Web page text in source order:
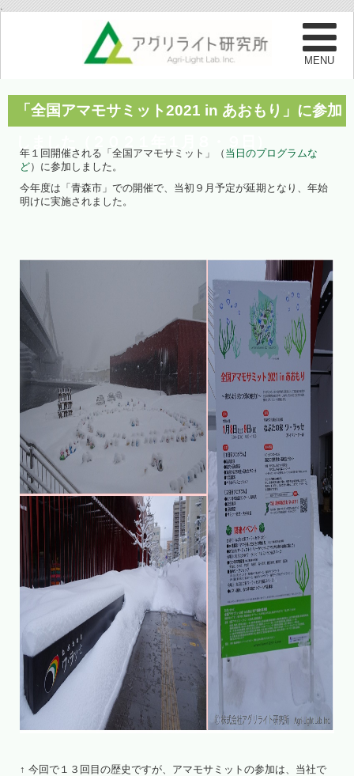
.
「全国アマモサミット2021 in あおもり」に参加
年１回開催される「全国アマモサミット」（ 当日のプログラムな
ど）に参加しました。
今年度は「青森市」での開催で、当初９月予定が延期となり、年始
明けに実施されました。
↑ 今回で１３回目の歴史ですが、アマモサミットの参加は、当社で